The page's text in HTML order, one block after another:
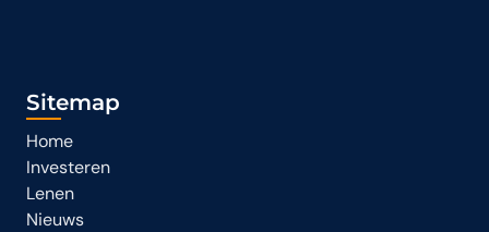
Sitemap
Home
Investeren
Lenen
Nieuws